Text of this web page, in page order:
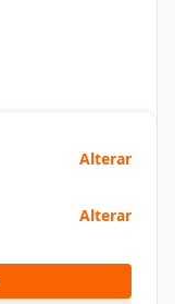
Alterar
Alterar